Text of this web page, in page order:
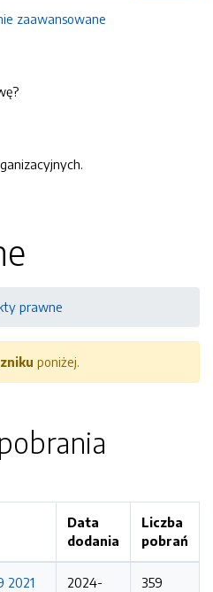
zaawansowane
prawne
poniżej.
Data
dodania
Liczba
pobrań
2021
2024-
359